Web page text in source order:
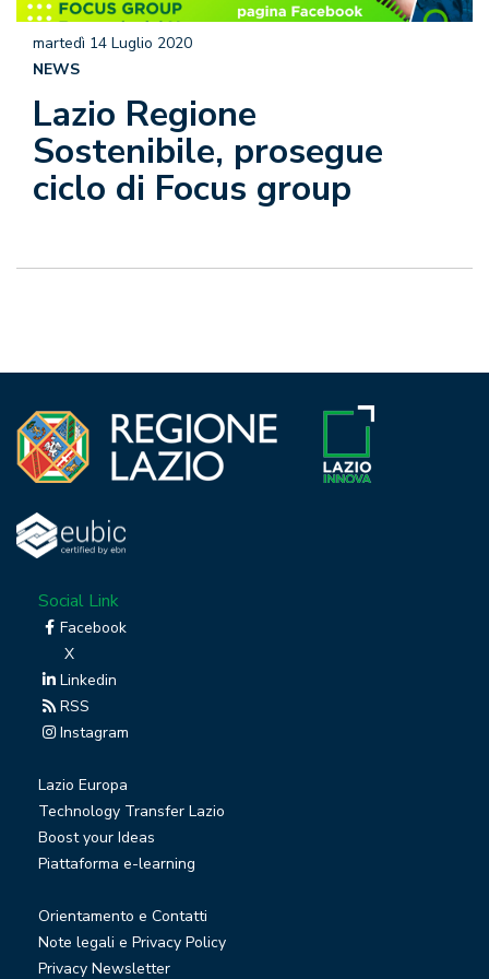
Lazio Regione
Sostenibile, prosegue
ciclo di Focus group
martedì 14 Luglio 2020
NEWS
Social Link
Facebook
X
Linkedin
RSS
Instagram
Lazio Europa
Technology Transfer Lazio
Boost your Ideas
Piattaforma e-learning
Orientamento e Contatti
Note legali e Privacy Policy
Privacy Newsletter